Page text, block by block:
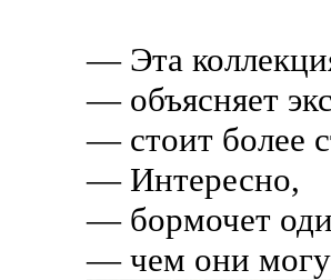
— Эта
— объясняет
— стоит более
— Интересно,
— бормочет
— чем они